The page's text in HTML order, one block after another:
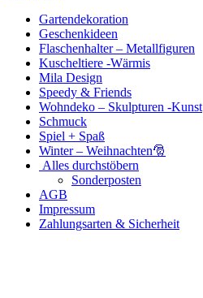
Gartendekoration
Geschenkideen
Flaschenhalter – Metallfiguren
Kuscheltiere -Wärmis
Mila Design
Speedy & Friends
Wohndeko – Skulpturen -Kunst
Schmuck
Spiel + Spaß
Winter – Weihnachten🎅
Alles durchstöbern
Sonderposten
AGB
Impressum
Zahlungsarten & Sicherheit